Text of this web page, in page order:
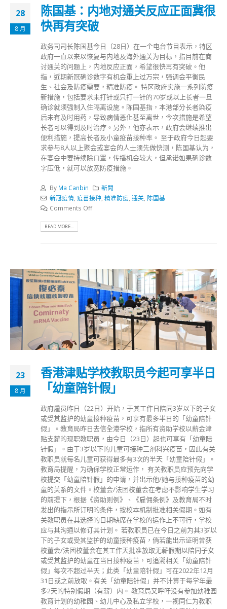
28
8 月
陈国基：内地对通关反应正面冀很
快再有突破
政务司司长陈国基今日（28日）在一个电台节目表示，特区
政府一直以来以恢复与内地及海外通关为目标，指目前在商
讨通关的问题上，内地反应正面，希望很快再有突破。他
指，近期新冠确诊数字有机会重上过万宗，强调会平衡民
生、社会及防疫需要，精准防疫。 特区政府实施一系列防疫
新措施，包括要求未打针或只打一针的70岁或以上长者一旦
确诊就须强制入住隔离设施。陈国基指，本港部分长者染疫
后未有及时用药，导致病情恶化甚至离世，今次措施是希望
长者可以得到及时治疗。另外，他亦表示，政府会继续推出
便利措施，提高长者及小童疫苗接种率。 至于政府今日起要
求参与8人以上聚会或宴会的人士须先做快测，陈国基认为，
在宴会中要持续除口罩，传播机会较大，但承诺如果确诊数
字压低，就可以放宽防疫措施。
By Ma Canbin
新聞
新冠疫情, 疫苗接种 精准防疫, 通关 陈国基
Comments Off
READ MORE...
23
8 月
香港津贴学校教职员今起可享半日
「幼童陪针假」
政府雇员昨日（22日）开始，于其工作日陪同3岁以下的子女
或受其监护的幼童接种疫苗，可享有最多半日的「幼童陪针
假」。教育局昨日去信全港学校，指所有资助学校以薪金津
贴支薪的现职教职员，由今日（23日）起也可享有「幼童陪
针假」。由于3岁以下的儿童可接种三剂科兴疫苗，因此有关
教职员就每名儿童可获得最多有3次的半天「幼童陪针假」。
教育局提醒，为确保学校正常运作， 有关教职员应预先向学
校提交「幼童陪针假」的申请，并出示他/她与接种疫苗的幼
童的关系的文件。校董会/法团校董会在考虑不影响学生学习
的前提下，根据《资助则例》、《雇佣条例》及教育局不时
发出的指示所订明的条件，按校本机制批准相关假期。如有
关教职员在其选择的日期缺席在学校的运作上不可行，学校
应与其沟通以修订其计划。 若教职员已在今日之前为其3岁以
下的子女或受其监护的幼童接种疫苗，倘若能出示证明曾获
校董会/法团校董会在其工作天批准放取无薪假期以陪同子女
或受其监护的幼童在当日接种疫苗，可追溯相关「幼童陪针
假」每次不超过半天；此类「幼童陪针假」可在2022年12月
31日或之前放取。有关「幼童陪针假」并不计算于每学年最
多2天的特别假期（有薪）内。 教育局又呼吁没有参加幼稚园
教育计划的幼稚园、幼儿中心及私立学校，一视同仁为教职